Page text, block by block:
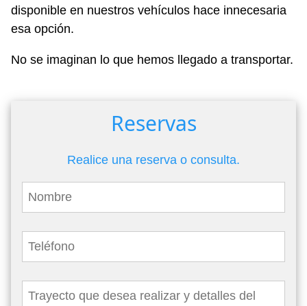
disponible en nuestros vehículos hace innecesaria
esa opción.
No se imaginan lo que hemos llegado a transportar.
Reservas
Realice una reserva o consulta.